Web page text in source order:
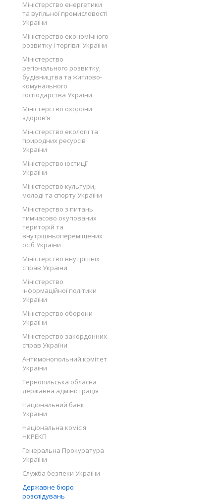
Міністерство енергетики
та вугільної промисловості
України
Міністерство економічного
розвитку і торгівлі України
Міністерство
регіонального розвитку,
будівництва та житлово-
комунального
господарства України
Міністерство охорони
здоров’я
Міністерство екології та
природних ресурсів
України
Міністерство юстиції
України
Міністерство культури,
молоді та спорту України
Міністерство з питань
тимчасово окупованих
територій та
внутрішньопереміщених
осіб України
Міністерство внутрішніх
справ України
Міністерство
інформаційної політики
України
Міністерство оборони
України
Міністерство закордонних
справ України
Антимонопольний комітет
України
Тернопільська обласна
державна адміністрація
Національний банк
України
Національна комісія
НКРЕКП
Генеральна Прокуратура
України
Служба безпеки України
Державне бюро
розслідувань